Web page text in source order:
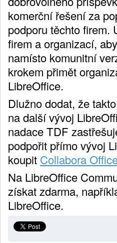
komerční řešení za
podporu těchto firem.
firem a organizací,
namísto komunitní
krokem přimět
LibreOffice.
Dlužno dodat, že
na další vývoj
nadace TDF
podpořit přímo vývoj
koupit Collabora
Na LibreOffice
získat zdarma,
LibreOffice.